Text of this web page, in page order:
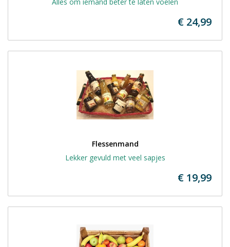
€ 24,99
Flessenmand
Lekker gevuld met veel sapjes
€ 19,99